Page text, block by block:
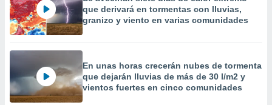
publicidad
de
que derivará en tormentas con lluvias,
granizo y viento en varias comunidades
En unas horas crecerán nubes de tormenta
que dejarán lluvias de más de 30 l/m2 y
vientos fuertes en cinco comunidades